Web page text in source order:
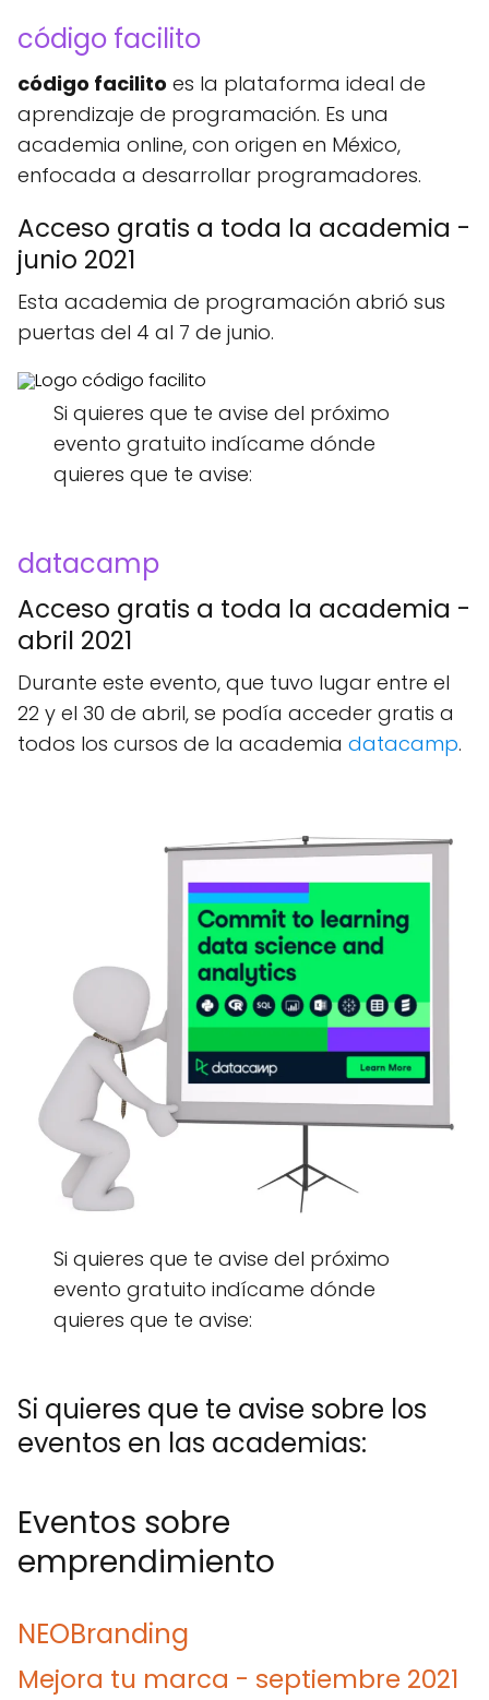
código facilito
código facilito es la plataforma ideal de
aprendizaje de programación. Es una
academia online, con origen en México,
enfocada a desarrollar programadores.
Acceso gratis a toda la academia -
junio 2021
Esta academia de programación abrió sus
puertas del 4 al 7 de junio.
Si quieres que te avise del próximo
evento gratuito indícame dónde
quieres que te avise:
datacamp
Acceso gratis a toda la academia -
abril 2021
Durante este evento, que tuvo lugar entre el
22 y el 30 de abril, se podía acceder gratis a
todos los cursos de la academia datacamp.
Si quieres que te avise del próximo
evento gratuito indícame dónde
quieres que te avise:
Si quieres que te avise sobre los
eventos en las academias:
Eventos sobre
emprendimiento
NEOBranding
Mejora tu marca - septiembre 2021